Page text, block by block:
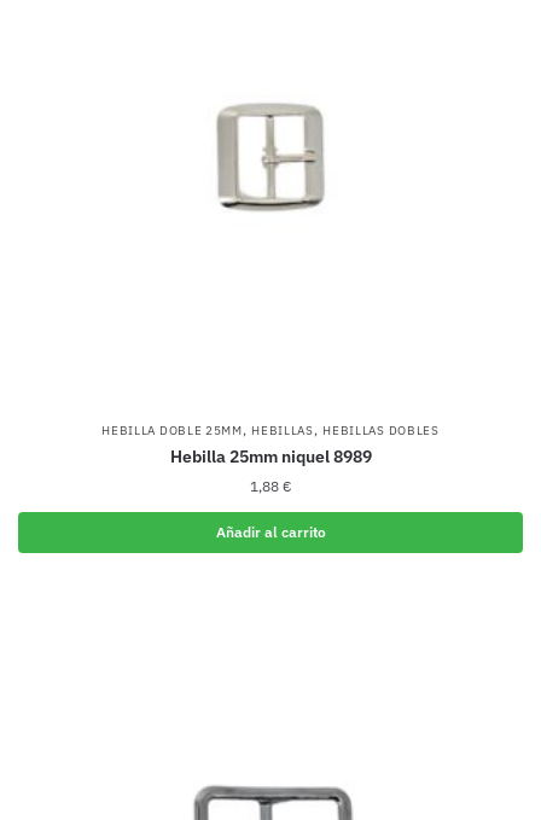
HEBILLA DOBLE 25MM, HEBILLAS, HEBILLAS DOBLES
Hebilla 25mm niquel 8989
1,88 €
Añadir al carrito